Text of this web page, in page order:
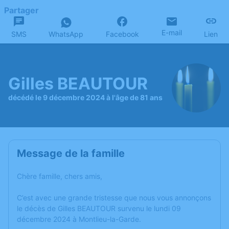
Partager
SMS WhatsApp Facebook E-mail Lien
Gilles BEAUTOUR
décédé le 9 décembre 2024 à l'âge de 81 ans
Message de la famille
Chère famille, chers amis,
C’est avec une grande tristesse que nous vous annonçons
le décès de Gilles BEAUTOUR survenu le lundi 09
décembre 2024 à Montlieu-la-Garde.